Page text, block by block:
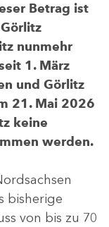
Betrag ist
nunmehr
1. März
und Görlitz
21. Mai 2026
keine
werden.
bisherige
von bis zu 70